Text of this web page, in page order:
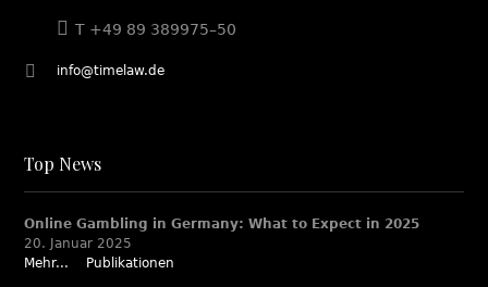
T +49 89 389975–50
info@timelaw.de
Top News
Online Gambling in Germany: What to Expect in 2025
20. Januar 2025
Mehr...
Publikationen